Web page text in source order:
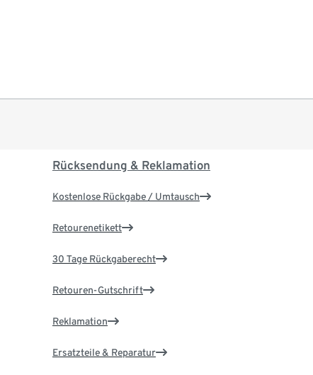
Rücksendung & Reklamation
Kostenlose Rückgabe / Umtausch
Retourenetikett
30 Tage Rückgaberecht
Retouren-Gutschrift
Reklamation
Ersatzteile & Reparatur